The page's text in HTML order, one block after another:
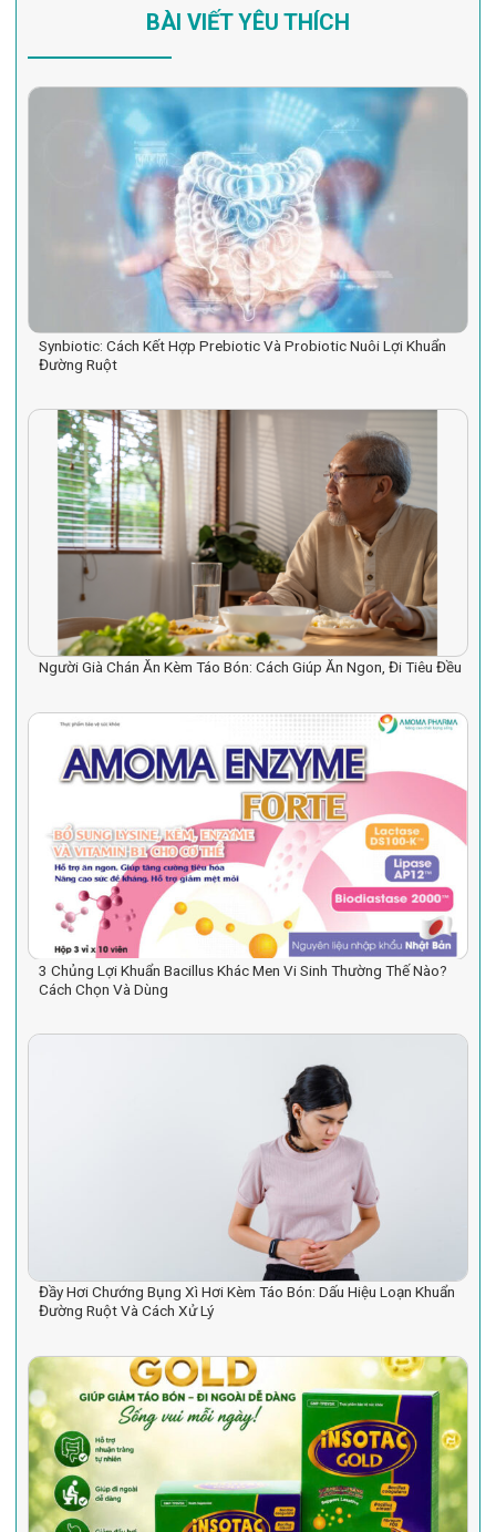
BÀI VIẾT YÊU THÍCH
Synbiotic: Cách Kết Hợp Prebiotic Và Probiotic Nuôi Lợi Khuẩn
Đường Ruột
Người Già Chán Ăn Kèm Táo Bón: Cách Giúp Ăn Ngon, Đi Tiêu Đều
3 Chủng Lợi Khuẩn Bacillus Khác Men Vi Sinh Thường Thế Nào?
Cách Chọn Và Dùng
Đầy Hơi Chướng Bụng Xì Hơi Kèm Táo Bón: Dấu Hiệu Loạn Khuẩn
Đường Ruột Và Cách Xử Lý